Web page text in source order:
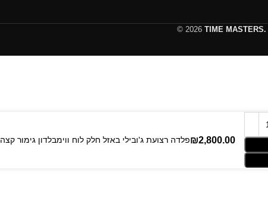
© 2026 TIME MASTERS.
Rolex Datejust – 41 mm – פלדה רצועת ג'ובילי באזל חלק לוח ווימבלדון גימור קצה